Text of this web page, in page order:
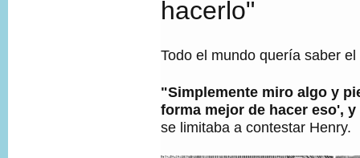
hacerlo"
Todo el mundo quería saber
"Simplemente miro algo y
forma mejor de hacer eso',
se limitaba a contestar Henry.